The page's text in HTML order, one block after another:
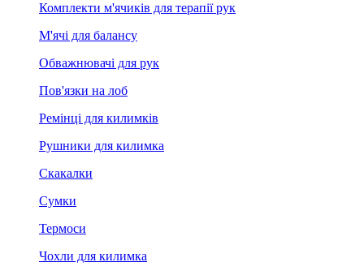
Комплекти м'ячиків для терапії рук
М'ячі для балансу
Обважнювачі для рук
Пов'язки на лоб
Ремінці для килимків
Рушники для килимка
Скакалки
Сумки
Термоси
Чохли для килимка